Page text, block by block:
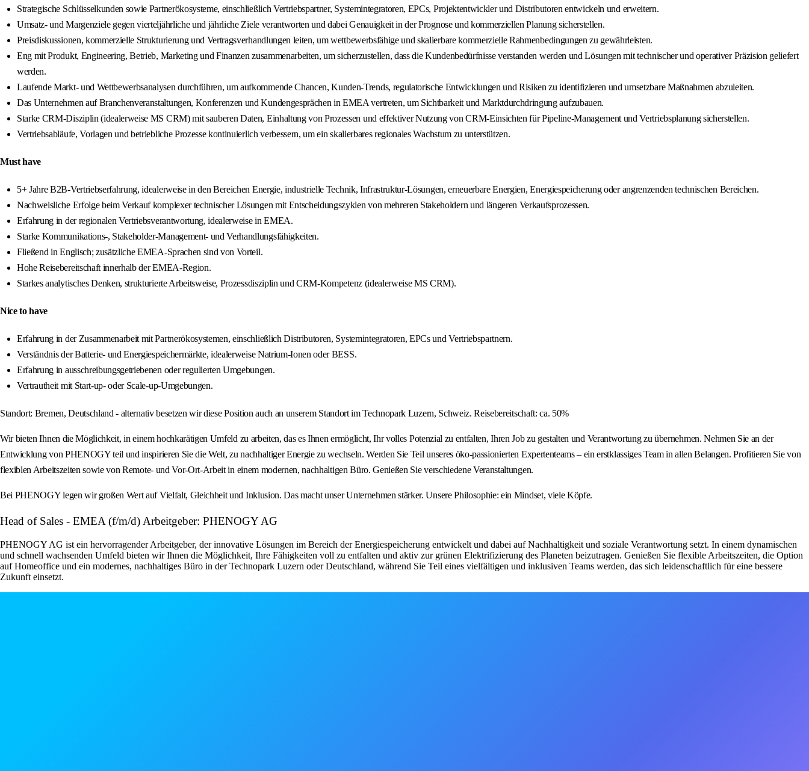
Strategische Schlüsselkunden sowie Partnerökosysteme, einschließlich Vertriebspartner, Systemintegratoren, EPCs, Projektentwickler und Distributoren entwickeln und erweitern.
Umsatz- und Margenziele gegen vierteljährliche und jährliche Ziele verantworten und dabei Genauigkeit in der Prognose und kommerziellen Planung sicherstellen.
Preisdiskussionen, kommerzielle Strukturierung und Vertragsverhandlungen leiten, um wettbewerbsfähige und skalierbare kommerzielle Rahmenbedingungen zu gewährleisten.
Eng mit Produkt, Engineering, Betrieb, Marketing und Finanzen zusammenarbeiten, um sicherzustellen, dass die Kundenbedürfnisse verstanden werden und Lösungen mit technischer und operativer Präzision geliefert
werden.
Laufende Markt- und Wettbewerbsanalysen durchführen, um aufkommende Chancen, Kunden-Trends, regulatorische Entwicklungen und Risiken zu identifizieren und umsetzbare Maßnahmen abzuleiten.
Das Unternehmen auf Branchenveranstaltungen, Konferenzen und Kundengesprächen in EMEA vertreten, um Sichtbarkeit und Marktdurchdringung aufzubauen.
Starke CRM-Disziplin (idealerweise MS CRM) mit sauberen Daten, Einhaltung von Prozessen und effektiver Nutzung von CRM-Einsichten für Pipeline-Management und Vertriebsplanung sicherstellen.
Vertriebsabläufe, Vorlagen und betriebliche Prozesse kontinuierlich verbessern, um ein skalierbares regionales Wachstum zu unterstützen.
Must have
5+ Jahre B2B-Vertriebserfahrung, idealerweise in den Bereichen Energie, industrielle Technik, Infrastruktur-Lösungen, erneuerbare Energien, Energiespeicherung oder angrenzenden technischen Bereichen.
Nachweisliche Erfolge beim Verkauf komplexer technischer Lösungen mit Entscheidungszyklen von mehreren Stakeholdern und längeren Verkaufsprozessen.
Erfahrung in der regionalen Vertriebsverantwortung, idealerweise in EMEA.
Starke Kommunikations-, Stakeholder-Management- und Verhandlungsfähigkeiten.
Fließend in Englisch; zusätzliche EMEA-Sprachen sind von Vorteil.
Hohe Reisebereitschaft innerhalb der EMEA-Region.
Starkes analytisches Denken, strukturierte Arbeitsweise, Prozessdisziplin und CRM-Kompetenz (idealerweise MS CRM).
Nice to have
Erfahrung in der Zusammenarbeit mit Partnerökosystemen, einschließlich Distributoren, Systemintegratoren, EPCs und Vertriebspartnern.
Verständnis der Batterie- und Energiespeichermärkte, idealerweise Natrium-Ionen oder BESS.
Erfahrung in ausschreibungsgetriebenen oder regulierten Umgebungen.
Vertrautheit mit Start-up- oder Scale-up-Umgebungen.
Standort: Bremen, Deutschland - alternativ besetzen wir diese Position auch an unserem Standort im Technopark Luzern, Schweiz. Reisebereitschaft: ca. 50%
Wir bieten Ihnen die Möglichkeit, in einem hochkarätigen Umfeld zu arbeiten, das es Ihnen ermöglicht, Ihr volles Potenzial zu entfalten, Ihren Job zu gestalten und Verantwortung zu übernehmen. Nehmen Sie an der
Entwicklung von PHENOGY teil und inspirieren Sie die Welt, zu nachhaltiger Energie zu wechseln. Werden Sie Teil unseres öko-passionierten Expertenteams – ein erstklassiges Team in allen Belangen. Profitieren Sie von
flexiblen Arbeitszeiten sowie von Remote- und Vor-Ort-Arbeit in einem modernen, nachhaltigen Büro. Genießen Sie verschiedene Veranstaltungen.
Bei PHENOGY legen wir großen Wert auf Vielfalt, Gleichheit und Inklusion. Das macht unser Unternehmen stärker. Unsere Philosophie: ein Mindset, viele Köpfe.
Head of Sales - EMEA (f/m/d) Arbeitgeber: PHENOGY AG
PHENOGY AG ist ein hervorragender Arbeitgeber, der innovative Lösungen im Bereich der Energiespeicherung entwickelt und dabei auf Nachhaltigkeit und soziale Verantwortung setzt. In einem dynamischen
und schnell wachsenden Umfeld bieten wir Ihnen die Möglichkeit, Ihre Fähigkeiten voll zu entfalten und aktiv zur grünen Elektrifizierung des Planeten beizutragen. Genießen Sie flexible Arbeitszeiten, die Option
auf Homeoffice und ein modernes, nachhaltiges Büro in der Technopark Luzern oder Deutschland, während Sie Teil eines vielfältigen und inklusiven Teams werden, das sich leidenschaftlich für eine bessere
Zukunft einsetzt.